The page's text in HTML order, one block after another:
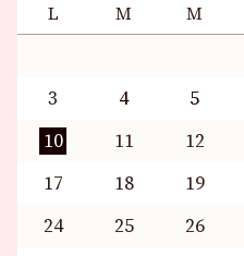
L M M
3
4 5
10
11 12
17
18 19
24
25 26